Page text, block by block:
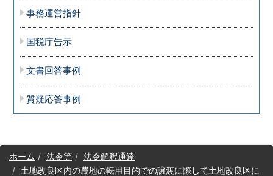
事務運営指針
国税庁告示
文書回答事例
質疑応答事例
サ
イホーム 法令等
法令解釈通達
土地改良区内の農地の転用目的での譲渡に際して土地改良区に